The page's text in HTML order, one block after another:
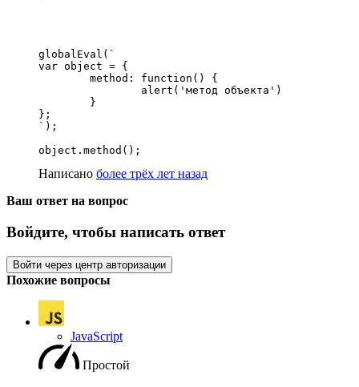
globalEval(`
var object = {
};
`);
object.method();
Написано более трёх лет назад
Ваш ответ на вопрос
Войдите, чтобы написать ответ
Войти через центр авторизации
Похожие вопросы
JavaScript
Простой